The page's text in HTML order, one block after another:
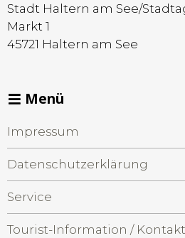
Stadt Haltern am See/
Markt 1
45721 Haltern am See
Menü
Impressum
Datenschutzerklärung
Service
Tourist-Information / Kontakt